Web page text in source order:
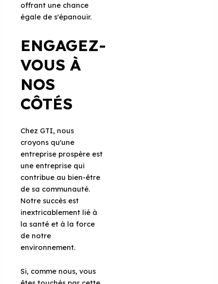
offrant une chance
égale de s'épanouir.
ENGAGEZ-
VOUS À
NOS
CÔTÉS
Chez GTI, nous
croyons qu'une
entreprise prospère est
une entreprise qui
contribue au bien-être
de sa communauté.
Notre succès est
inextricablement lié à
la santé et à la force
de notre
environnement.
Si, comme nous, vous